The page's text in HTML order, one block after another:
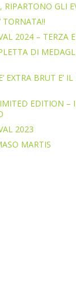
RIPARTONO GLI
TORNATA!!
2024 – TERZA
DI
EXTRA BRUT E’
EDITION –
2023
MARTIS